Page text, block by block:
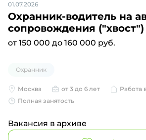
01.07.2026
Охранник-водитель на
сопровождения ("хвост")
от 150 000 до 160 000 руб.
Охранник
Москва от 3 до 6 лет
Работа
Полная занятость
Вакансия в архиве